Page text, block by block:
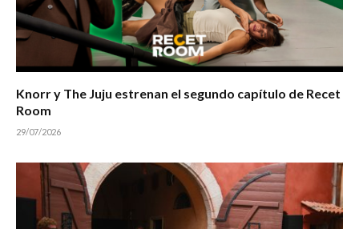
Knorr y The Juju estrenan el segundo capítulo de Recet
Room
29/07/2026